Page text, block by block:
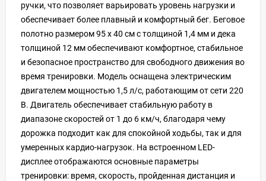
ручки, что позволяет варьировать уровень нагрузки и
обеспечивает более плавный и комфортный бег. Беговое
полотно размером 95 х 40 см с толщиной 1,4 мм и дека
толщиной 12 мм обеспечивают комфортное, стабильное
и безопасное пространство для свободного движения во
время тренировки. Модель оснащена электрическим
двигателем мощностью 1,5 л/с, работающим от сети 220
В. Двигатель обеспечивает стабильную работу в
диапазоне скоростей от 1 до 6 км/ч, благодаря чему
дорожка подходит как для спокойной ходьбы, так и для
умеренных кардио-нагрузок. На встроенном LED-
дисплее отображаются основные параметры
тренировки: время, скорость, пройденная дистанция и